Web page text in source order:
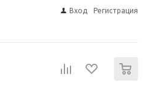
Вход Регистрация